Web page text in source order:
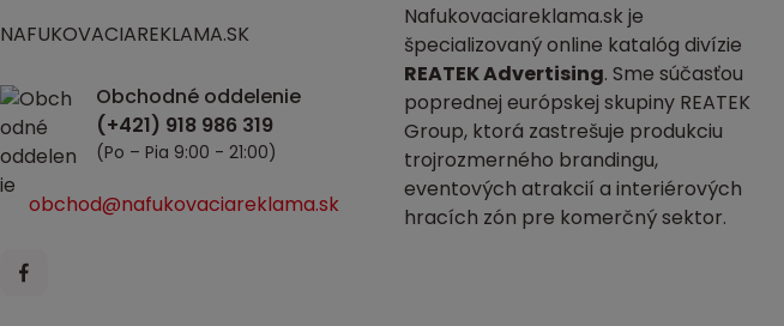
Nafukovaciareklama.sk je
špecializovaný online katalóg divízie
REATEK Advertising. Sme súčasťou
poprednej európskej skupiny REATEK
Group, ktorá zastrešuje produkciu
trojrozmerného brandingu,
eventových atrakcií a interiérových
hracích zón pre komerčný sektor.
NAFUKOVACIAREKLAMA.SK
Obchodné oddelenie
(Po – Pia 9:00 - 21:00)
obchod@nafukovaciareklama.sk